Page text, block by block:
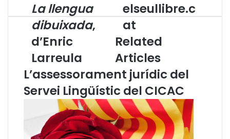
L
a
l
l
n
g
u
a
u
La llengua
dibuixada,
d’Enric
Larreula
e
l
s
e
l
l
i
b
r
e
.
c
elseullibre.c
at
Related
Articles
L’assessorament jurídic del
Servei Lingüístic del CICAC